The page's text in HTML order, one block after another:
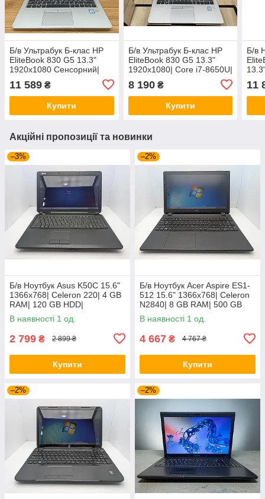
Б/в Ультрабук Б-клас HP
EliteBook 830 G5 13.3"
1920x1080 Сенсорний|
RAM| 512 GB SSD| UHD
620
11 589 ₴
Купити
Б/в Ультрабук Б-клас HP
EliteBook 830 G5 13.3"
1920x1080| Core i7-8650U|
8 GB RAM| 256 GB SSD|
UHD 620
8 190₴
Купити
Б/в
11
Акційні пропозиції та новинки
–3%
Б/в Ноутбук Asus K50C 15.6"
1366x768| Celeron 220| 4 GB
RAM| 120 GB HDD|
В наявності 1 од.
2 799 ₴ 2 899 ₴
Купити
–2%
Б/в Ноутбук Acer Aspire ES1-
512 15.6" 1366x768| Celeron
N2840| 8 GB RAM| 500 GB
HDD| HD
В наявності 1 од.
4 667 ₴ 4 767 ₴
Купити
–2% –2%